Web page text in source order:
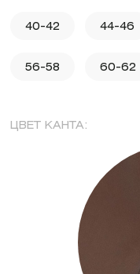
40-42 44-46
56-58 60-62
ЦВЕТ КАНТА: